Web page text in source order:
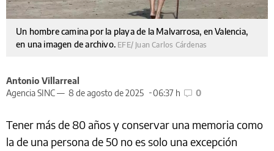
Un hombre camina por la playa de la Malvarrosa, en Valencia,
en una imagen de archivo. EFE/ Juan Carlos Cárdenas
Antonio Villarreal
Agencia SINC — 8 de agosto de 2025 06:37 h 0
Tener más de 80 años y conservar una memoria como
la de una persona de 50 no es solo una excepción